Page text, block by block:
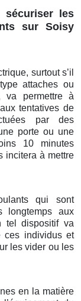
les
sur Soisy
surtout s’il
attaches ou
va permettre à
tentatives de
par des
porte ou une
10 minutes
incitera à mettre
qui sont
longtemps aux
tel dispositif va
ces individus et
les vider ou les
en la matière